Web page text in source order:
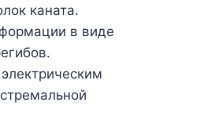
каната.
в виде